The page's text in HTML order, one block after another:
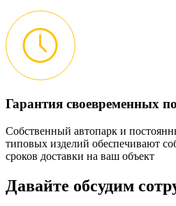
Гарантия своевременных
Собственный автопарк и
типовых изделий обеспечивают
сроков доставки на ваш объект
Давайте обсудим